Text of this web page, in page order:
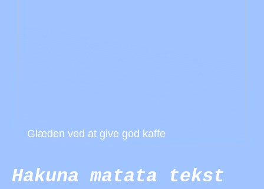
Glæden ved at give god kaffe
Hakuna matata tekst